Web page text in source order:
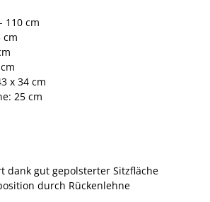
110 cm
cm
x 34 cm
25 cm
dank gut gepolsterter Sitzfläche
durch Rückenlehne